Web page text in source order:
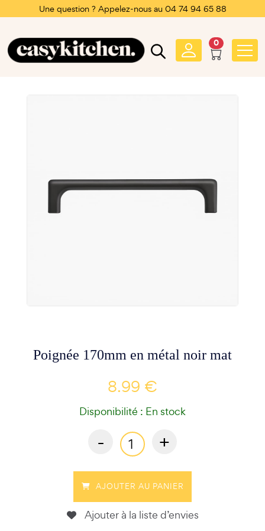
Une question ? Appelez-nous au 04 74 94 65 88
0
Poignée 170mm en métal noir mat
8.99 €
Disponibilité : En stock
- +
AJOUTER AU PANIER
Ajouter à la liste d’envies